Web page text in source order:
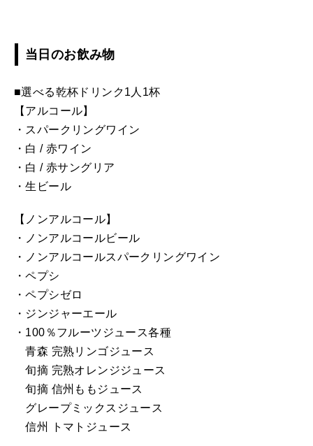
当日のお飲み物
■選べる乾杯ドリンク1人1杯
【アルコール】
・スパークリングワイン
・白 / 赤ワイン
・白 / 赤サングリア
・生ビール
【ノンアルコール】
・ノンアルコールビール
・ノンアルコールスパークリングワイン
・ペプシ
・ペプシゼロ
・ジンジャーエール
・100％フルーツジュース各種
青森 完熟リンゴジュース
旬摘 完熟オレンジジュース
旬摘 信州ももジュース
グレープミックスジュース
信州 トマトジュース